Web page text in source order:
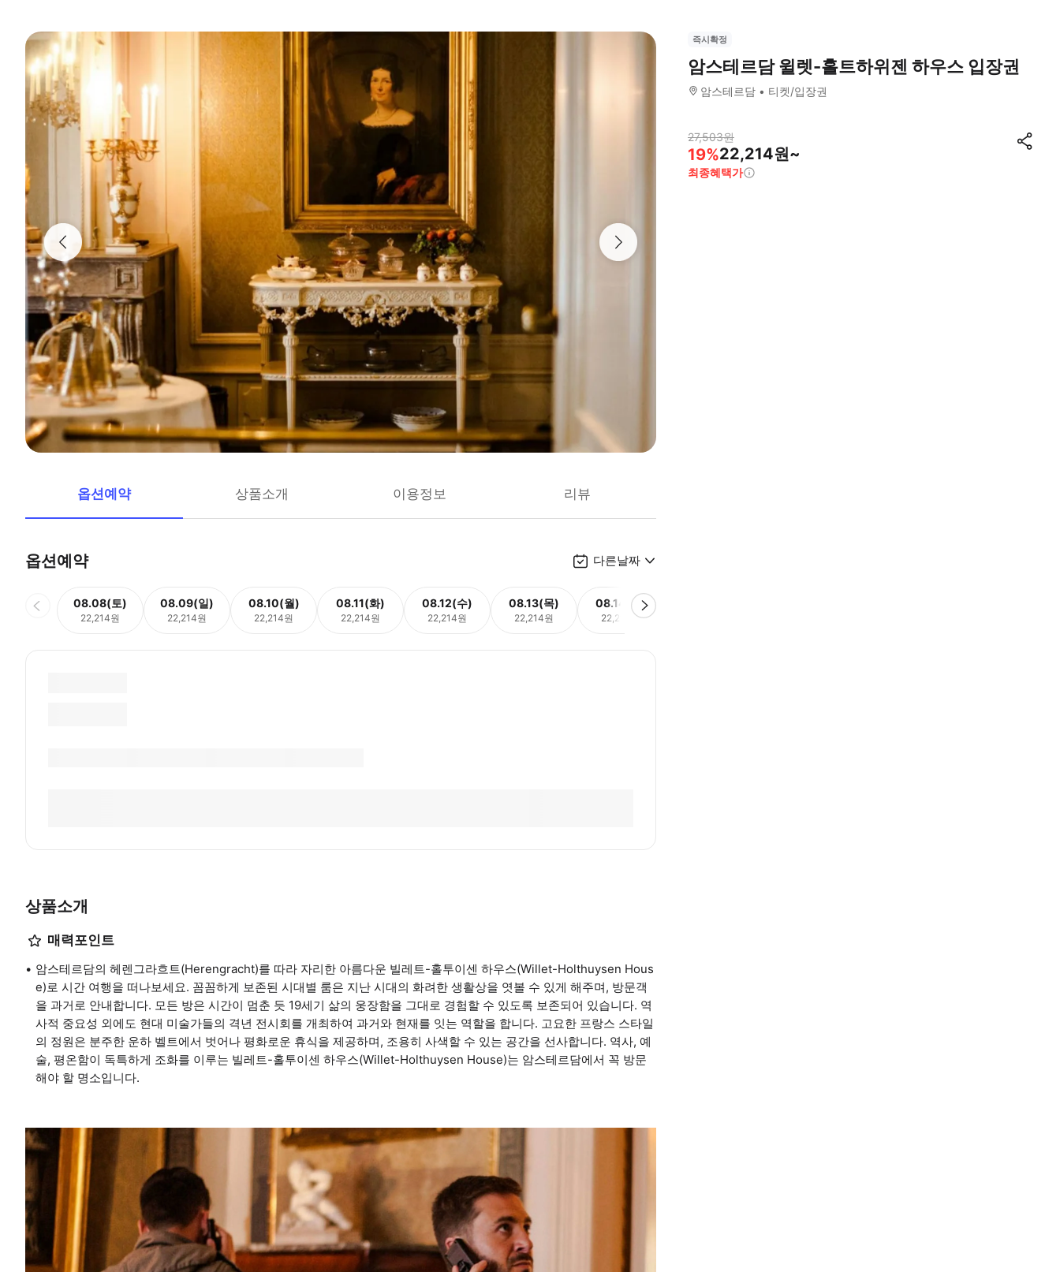
옵션예약 상품소개 이용정보 리뷰
옵션예약 다른날짜
08.08(토)
22,214원
08.09(일)
22,214원
08.10(월)
22,214원
08.11(화)
22,214원
08.12(수)
22,214원
08.13(목)
22,214원
08.14(금)
22,214원
상품소개
매력포인트
암스테르담의 헤렌그라흐트(Herengracht)를 따라 자리한 아름다운 빌레트-홀투이센 하우스(Willet-Holthuysen Hous
e)로 시간 여행을 떠나보세요. 꼼꼼하게 보존된 시대별 룸은 지난 시대의 화려한 생활상을 엿볼 수 있게 해주며, 방문객
을 과거로 안내합니다. 모든 방은 시간이 멈춘 듯 19세기 삶의 웅장함을 그대로 경험할 수 있도록 보존되어 있습니다. 역
사적 중요성 외에도 현대 미술가들의 격년 전시회를 개최하여 과거와 현재를 잇는 역할을 합니다. 고요한 프랑스 스타일
의 정원은 분주한 운하 벨트에서 벗어나 평화로운 휴식을 제공하며, 조용히 사색할 수 있는 공간을 선사합니다. 역사, 예
술, 평온함이 독특하게 조화를 이루는 빌레트-홀투이센 하우스(Willet-Holthuysen House)는 암스테르담에서 꼭 방문
해야 할 명소입니다.
즉시확정
암스테르담 윌렛-홀트하위젠 하우스 입장권
암스테르담 티켓/입장권
27,503원
19%22,214원~
최종혜택가